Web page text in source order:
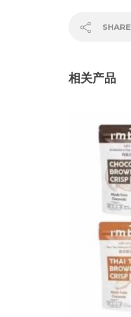
SHARE
相关产品